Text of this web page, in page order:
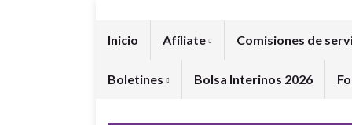
Inicio Afíliate Comisiones de
Boletines Bolsa Interinos 2026